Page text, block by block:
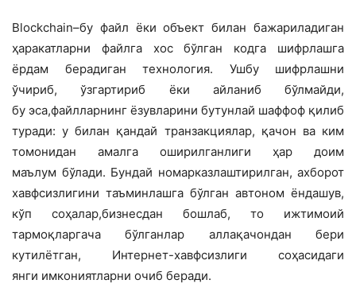
Blockchain–бу файл ёки объект билан бажариладиган
ҳаракатларни файлга хос бўлган кодга шифрлашга
ёрдам берадиган технология. Ушбу шифрлашни
ўчириб, ўзгартириб ёки айланиб бўлмайди,
бу эса,файлларнинг ёзувларини бутунлай шаффоф қилиб
туради: у билан қандай транзакциялар, қачон ва ким
томонидан амалга оширилганлиги ҳар доим
маълум бўлади. Бундай номарказлаштирилган, ахборот
хавфсизлигини таъминлашга бўлган автоном ёндашув,
кўп соҳалар,бизнесдан бошлаб, то ижтимоий
тармоқларгача бўлганлар аллақачондан бери
кутилётган, Интернет-хавфсизлиги соҳасидаги
янги имкониятларни очиб беради.